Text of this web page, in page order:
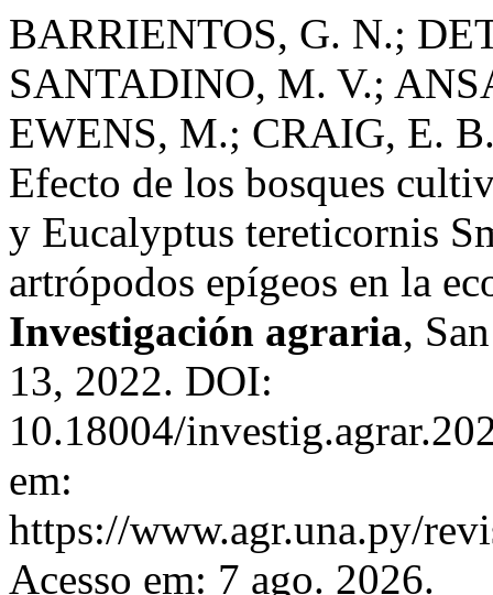
BARRIENTOS, G. N.;
SANTADINO, M. V.;
EWENS, M.; CRAIG, E.
Efecto de los bosques
y Eucalyptus tereticornis
artrópodos epígeos en la
Investigación agraria,
13, 2022. DOI:
10.18004/
em:
https://www.agr.una.py/
Acesso em: 7 ago. 2026.